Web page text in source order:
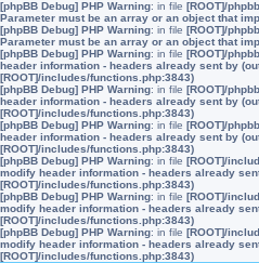
[phpBB Debug] PHP Warning: in file [ROOT]/
Parameter must be an array or an object that
[phpBB Debug] PHP Warning: in file [ROOT]/
Parameter must be an array or an object that
[phpBB Debug] PHP Warning: in file [ROOT]/
header information - headers already sent by
[ROOT]/includes/functions.php:3843)
[phpBB Debug] PHP Warning: in file [ROOT]/
header information - headers already sent by
[ROOT]/includes/functions.php:3843)
[phpBB Debug] PHP Warning: in file [ROOT]/
header information - headers already sent by
[ROOT]/includes/functions.php:3843)
[phpBB Debug] PHP Warning: in file [ROOT]/
modify header information - headers already
[ROOT]/includes/functions.php:3843)
[phpBB Debug] PHP Warning: in file [ROOT]/
modify header information - headers already
[ROOT]/includes/functions.php:3843)
[phpBB Debug] PHP Warning: in file [ROOT]/
modify header information - headers already
[ROOT]/includes/functions.php:3843)